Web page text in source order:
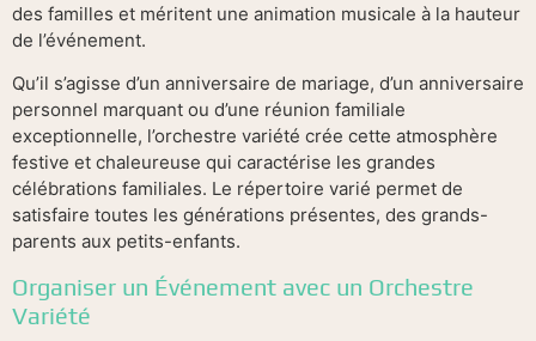
des familles et méritent une animation musicale à la hauteur
de l’événement.
Qu’il s’agisse d’un anniversaire de mariage, d’un anniversaire
personnel marquant ou d’une réunion familiale
exceptionnelle, l’orchestre variété crée cette atmosphère
festive et chaleureuse qui caractérise les grandes
célébrations familiales. Le répertoire varié permet de
satisfaire toutes les générations présentes, des grands-
parents aux petits-enfants.
Organiser un Événement avec un Orchestre
Variété